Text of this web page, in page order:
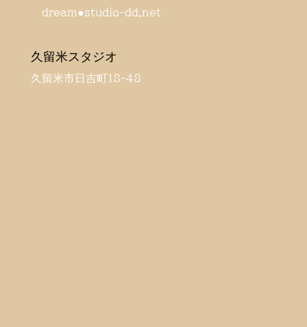
dream●studio-dd.net
久留米スタジオ
久留米市日吉町18-48